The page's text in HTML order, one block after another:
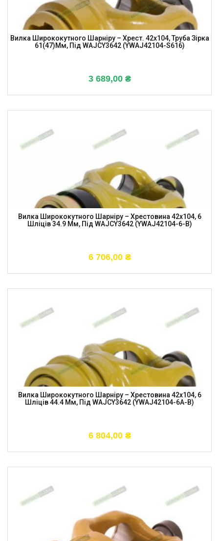
Вилка Ширококутного Шарніру – Хрест. 42х104, Труба Зірка
61(47)мм, Під WAJCY3642 (YWAJ42104-S616)
3 689,00 ₴
Вилка Ширококутного Шарніру – Хрестовина 42х104, 6
Шліців 34.9 Мм, Під WAJCY3642 (YWAJ42104-6-B)
6 706,00 ₴
Вилка Ширококутного Шарніру – Хрестовина 42х104, 6
Шліців 44.4 Мм, Під WAJCY3642 (YWAJ42104-6A-B)
6 804,00 ₴